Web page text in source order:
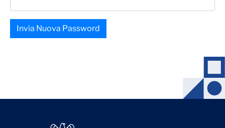
Invia Nuova Password